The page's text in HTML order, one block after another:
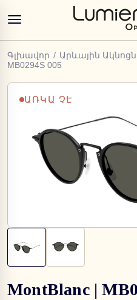
Գլխավոր / Արևային
MB0294S 005
ԱՌԿԱ ՉԷ
MontBlanc |